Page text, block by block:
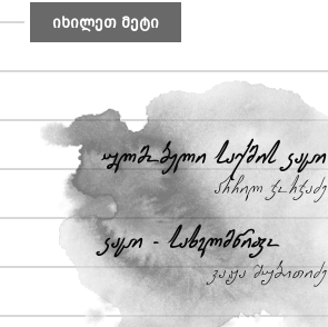
იხილეთ მეტი
ულმობელი საქმის კაცი
არჩილ ჯორჯაძე
კაცი - სახელმწიფო
ვაჟა შუბითიძე